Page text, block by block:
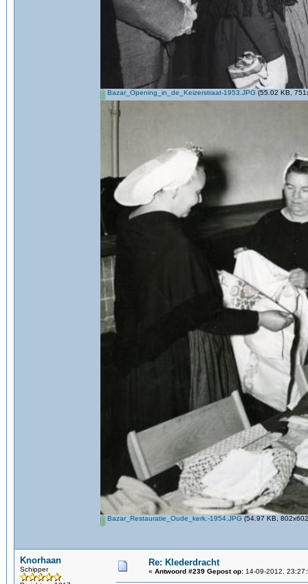
Bazar_Opening_in_de_Keizerstraat-1953.JPG (55.02 KB,
Bazar_Restauratie_Oude_kerk.-1954.JPG (54.97 KB,
Knorhaan
Schipper
Re: Klederdracht
« Antwoord #239 Gepost op: 14-09-2012,